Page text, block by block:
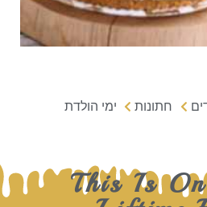
חתונות ימי הולדת
This Is